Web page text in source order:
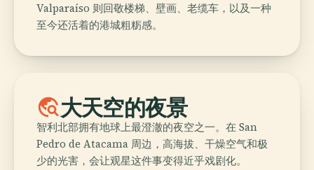
Valparaíso 则回敬楼梯、壁画、老缆车，以及一种
至今还活着的港城粗粝感。
travel_explore大天空的夜景
智利北部拥有地球上最澄澈的夜空之一。在 San
Pedro de Atacama 周边，高海拔、干燥空气和极
少的光害，会让观星这件事变得近乎戏剧化。